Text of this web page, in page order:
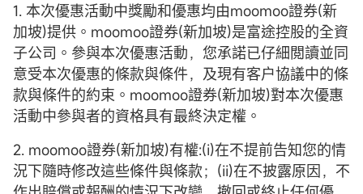
1. 本次優惠活動中獎勵和優惠均由moomoo證券(新
加坡)提供。moomoo證券(新加坡)是富途控股的全資
子公司。參與本次優惠活動，您承諾已仔細閲讀並同
意受本次優惠的條款與條件，及現有客户協議中的條
款與條件的約束。moomoo證券(新加坡)對本次優惠
活動中參與者的資格具有最終決定權。
2. moomoo證券(新加坡)有權:(i)在不提前告知您的情
況下隨時修改這些條件與條款；(ii)在不披露原因，不